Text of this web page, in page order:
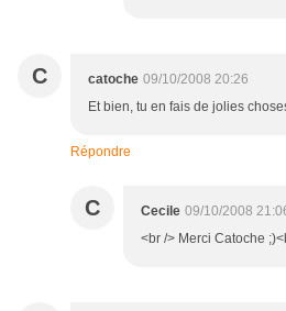
C catoche 09/10/2008 20:26
Et bien, tu en fais de jolies
Répondre
C Cecile 09/10/2008
<br /> Merci Catoche